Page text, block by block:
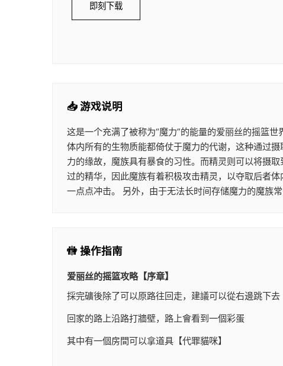
即刻下载
📥 游戏说明
这是一个充满了被称为“魔力”的能量的爱丽丝的摇篮
体内所有的生物质能都倚仗于魔力的代谢，这种通过
力的缘故，魔族具有暴食的习性。而精灵则可以将摄
过的精华，因此魔族有着积极攻击精灵，以夺取后者
一点点冲击。 另外，由于无法长时间存储魔力的魔族
🚻 操作指南
爱丽丝的摇篮攻略【序章】
採完礦後除了可以原路往回走，建議可以從右邊跳下去
回家的路上沿路打牆壁，路上會看到一個彩蛋
其中有一個房間可以拿道具【代罪貓咪】